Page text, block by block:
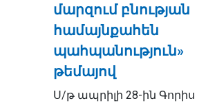
մարզում բնության
համայնքահեն
պահպանություն»
թեմայով
Ս/թ ապրիլի 28-ին Գորիս